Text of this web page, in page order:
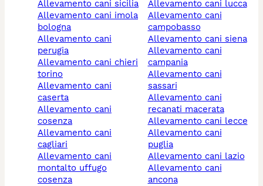
allevamento cani sicilia
allevamento cani imola
bologna
allevamento cani
perugia
allevamento cani chieri
torino
allevamento cani
caserta
allevamento cani
cosenza
allevamento cani
cagliari
allevamento cani
montalto uffugo
cosenza
allevamento cani lucca
allevamento cani
campobasso
allevamento cani siena
allevamento cani
campania
allevamento cani
sassari
allevamento cani
recanati macerata
allevamento cani lecce
allevamento cani
puglia
allevamento cani lazio
allevamento cani
ancona